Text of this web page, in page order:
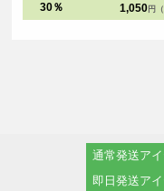
30％ 1,050 円
通常発送ア
即日発送ア